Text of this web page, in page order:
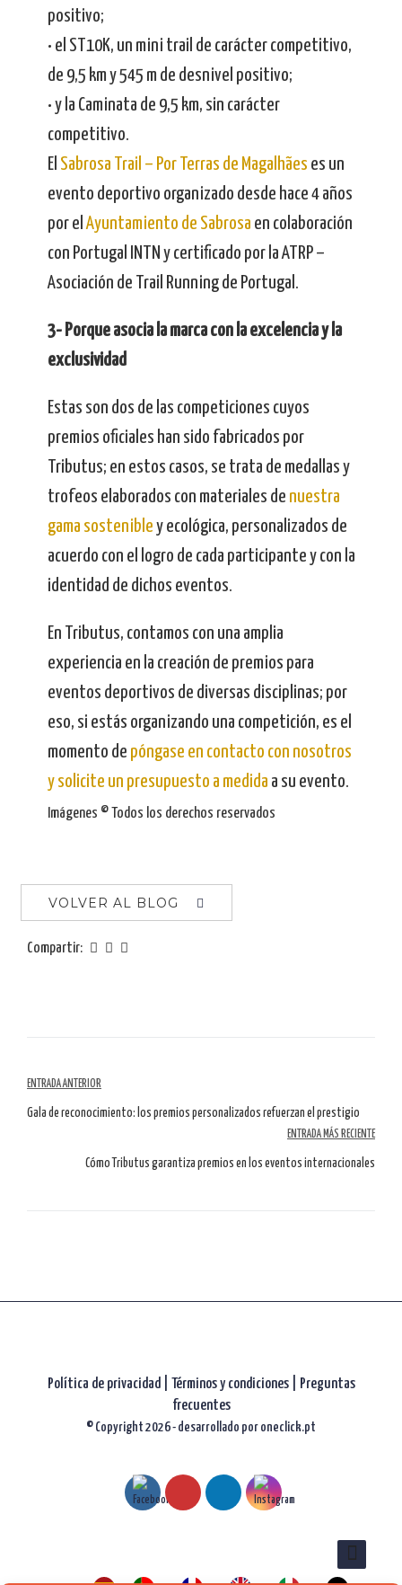
positivo;
• el ST10K, un mini trail de carácter competitivo,
de 9,5 km y 545 m de desnivel positivo;
• y la Caminata de 9,5 km, sin carácter
competitivo.
El Sabrosa Trail – Por Terras de Magalhães es un
evento deportivo organizado desde hace 4 años
por elAyuntamiento de Sabrosa en colaboración
con Portugal INTN y certificado por la ATRP –
Asociación de Trail Running de Portugal.
3- Porque asocia la marca con la excelencia y la
exclusividad
Estas son dos de las competiciones cuyos
premios oficiales han sido fabricados por
Tributus; en estos casos, se trata de medallas y
trofeos elaborados con materiales de nuestra
gama sostenible y ecológica, personalizados de
acuerdo con el logro de cada participante y con la
identidad de dichos eventos.
En Tributus, contamos con una amplia
experiencia en la creación de premios para
eventos deportivos de diversas disciplinas; por
eso, si estás organizando una competición, es el
momento de póngase en contacto con nosotros
y solicite un presupuesto a medida a su evento.
Imágenes © Todos los derechos reservados
VOLVER AL BLOG
Compartir:
Navegación
por
artículos
ENTRADA ANTERIOR
Gala de reconocimiento: los premios personalizados refuerzan el prestigio
ENTRADA MÁS RECIENTE
Cómo Tributus garantiza premios en los eventos internacionales
Política de privacidad| Términos y condiciones |
Preguntas
frecuentes
© Copyright 2026 - desarrollado por oneclick.pt